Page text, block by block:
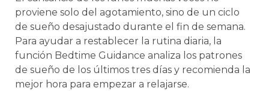
proviene solo del agotamiento, sino de un ciclo
de sueño desajustado durante el fin de semana.
Para ayudar a restablecer la rutina diaria, la
función Bedtime Guidance analiza los patrones
de sueño de los últimos tres días y recomienda la
mejor hora para empezar a relajarse.